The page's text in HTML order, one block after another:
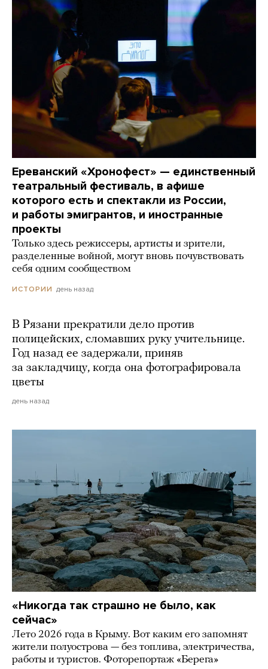
Ереванский «Хронофест» — единственный
театральный фестиваль, в афише
которого есть и спектакли из России,
и работы эмигрантов, и иностранные
проекты
Только здесь режиссеры, артисты и зрители,
разделенные войной, могут вновь почувствовать
себя одним сообществом
ИСТОРИИ день назад
В Рязани прекратили дело против
полицейских, сломавших руку учительнице.
Год назад ее задержали, приняв
за закладчицу, когда она фотографировала
цветы
день назад
«Никогда так страшно не было, как
сейчас»
Лето 2026 года в Крыму. Вот каким его запомнят
жители полуострова — без топлива, электричества,
работы и туристов. Фоторепортаж «Берега»